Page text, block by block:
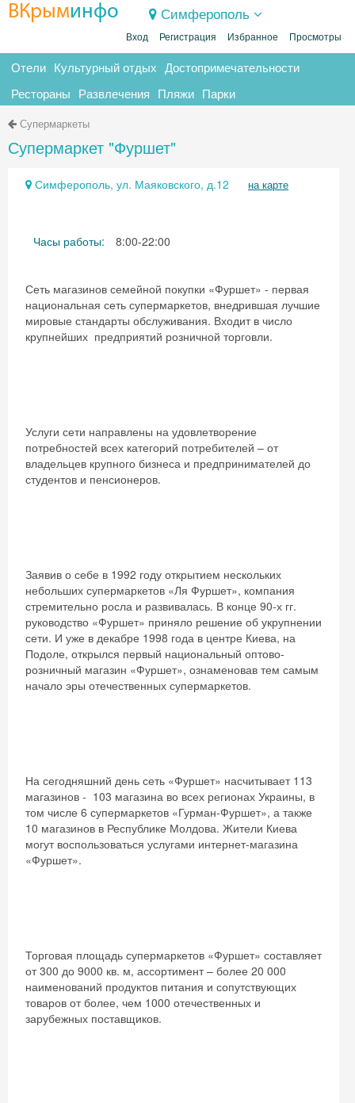
ВКрыминфо Симферополь
Вход Регистрация Избранное Просмотры
Отели Культурный отдых Достопримечательности
Рестораны Развлечения Пляжи Парки
Супермаркеты
Супермаркет "Фуршет"
Симферополь, ул. Маяковского, д.12 на карте
Часы работы: 8:00-22:00
Сеть магазинов семейной покупки «Фуршет» - первая
национальная сеть супермаркетов, внедрившая лучшие
мировые стандарты обслуживания. Входит в число
крупнейших предприятий розничной торговли.
Услуги сети направлены на удовлетворение
потребностей всех категорий потребителей – от
владельцев крупного бизнеса и предпринимателей до
студентов и пенсионеров.
Заявив о себе в 1992 году открытием нескольких
небольших супермаркетов «Ля Фуршет», компания
стремительно росла и развивалась. В конце 90-х гг.
руководство «Фуршет» приняло решение об укрупнении
сети. И уже в декабре 1998 года в центре Киева, на
Подоле, открылся первый национальный оптово-
розничный магазин «Фуршет», ознаменовав тем самым
начало эры отечественных супермаркетов.
На сегодняшний день сеть «Фуршет» насчитывает 113
магазинов - 103 магазина во всех регионах Украины, в
том числе 6 супермаркетов «Гурман-Фуршет», а также
10 магазинов в Республике Молдова. Жители Киева
могут воспользоваться услугами интернет-магазина
«Фуршет».
Торговая площадь супермаркетов «Фуршет» составляет
от 300 до 9000 кв. м, ассортимент – более 20 000
наименований продуктов питания и сопутствующих
товаров от более, чем 1000 отечественных и
зарубежных поставщиков.